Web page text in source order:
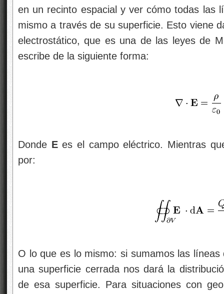
en un recinto espacial y ver cómo todas las
mismo a través de su superficie. Esto viene
electrostático, que es una de las leyes de
escribe de la siguiente forma:
Donde Ees el campo eléctrico. Mientras
por:
O lo que es lo mismo: si sumamos las
una superficie cerrada nos dará la
de esa superficie. Para situaciones con